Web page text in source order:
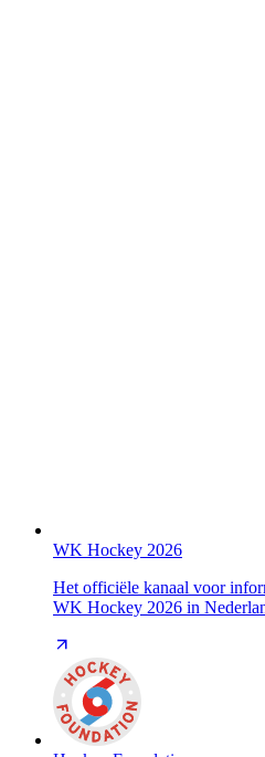
WK Hockey 2026
Het officiële kanaal voor
WK Hockey 2026 in